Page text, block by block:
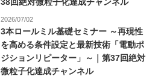
2026/07/02
3本ロールミル基礎セミナー ～再現性
を高める条件設定と最新技術「電動ポ
ジションリピーター」～｜第37回絶対
微粒子化達成チャンネル